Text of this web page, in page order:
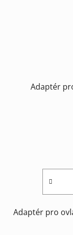
Adaptér
Adaptér pro